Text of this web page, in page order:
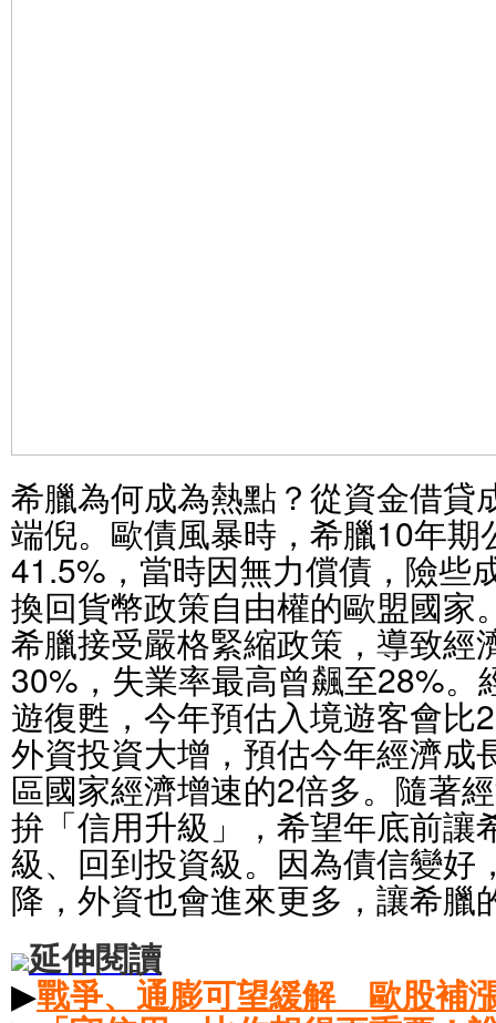
希臘為何成為熱點？從資金借貸
端倪。歐債風暴時，希臘10年
41.5%，當時因無力償債，險些
換回貨幣政策自由權的歐盟國家
希臘接受嚴格緊縮政策，導致經
30%，失業率最高曾飆至28%。
遊復甦，今年預估入境遊客會比
外資投資大增，預估今年經濟成
區國家經濟增速的2倍多。隨著
拚「信用升級」，希望年底前讓
級、回到投資級。因為債信變好
降，外資也會進來更多，讓希臘
延伸閱讀
▶戰爭、通膨可望緩解 歐股補